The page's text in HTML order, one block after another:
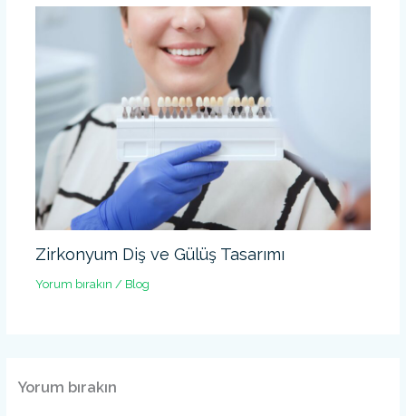
Zirkonyum Diş ve Gülüş Tasarımı
Yorum bırakın / Blog
Yorum bırakın